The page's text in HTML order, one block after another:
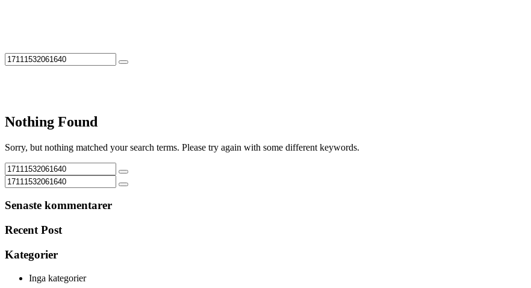
Nothing Found
Sorry, but nothing matched your search terms. Please try again with some different keywords.
Senaste kommentarer
Recent Post
Kategorier
Inga kategorier